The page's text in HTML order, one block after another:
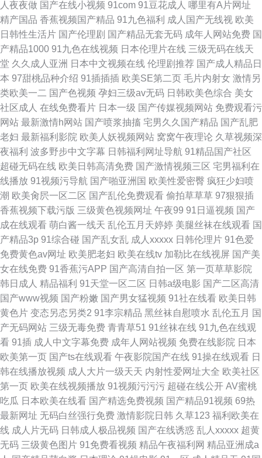
人夜夜做 国产在线小视频 91com 91豆花成人 哪里有A片网址
精产国品 香蕉视频国产精品 91九色福利 成人国产无线视 欧美
日韩性生活片 国产伦理剧 国产精品无套无码 成年人网站免费 国
产精品1000 91九色在线视频 日本伦理片在线 三级无码在线天
堂 久久成人亚洲 日本中文视频在线 伦理剧推荐 国产成人精品日
本 97甜桃品种介绍 91插插插 欧美SE第二页 毛片内射女 激情另
类欧美一二 国产色视频 孕妇三级av无码 日韩欧美色综合 美女
社区成人 在线免费看片 日本一级 国产传媒视频网站 免费观看污
网站 最新激情h网站 国产喷浆抽搐 宅男久久国产精品 国产乱肥
老妇 最新福利影院 欧美人妖视频网站 窝窝午夜理论 久草视频深
夜福利 波多野步中文字幕 日韩福利网址导航 91精品国产社区
超碰无码在线 欧美日韩高清免费 国产激情视频三区 宅男福利在
线播放 91视频污导航 国产啪亚洲国 欧美性爱密臀 疯狂少妇喷
潮 欧美肏屄一区二区 国产乱伦免费观看 偷拍草草草 97狠狠插
香蕉视频下载污版 三级黄色视频网址 午夜99 91日逼视频 国产
成在线观看 萌白酱一线天 乱伦五月天婷婷 美腿丝袜在线观看 国
产精品3p 91综合碰 国产乱女乱 成人xxxxx 日韩伦理片 91色爱
免费黄色av网址 欧美肥老妇 欧美在线tv 加勒比在线视屏 国产美
女在线免费 91香蕉污APP 国产高清自拍一区 第一页草草影院
韩日成人 精品福利 91天堂一区二区 日韩a级电影 国产二区高清
国产www视频 国产粉嫩 国产男女猛视频 91社在线看 欧美日韩
黄色片 变态另态另类2 91李宗精品 黑丝袜自慰喷水 乱伦五月 国
产无码网站 三级无毒免费 青青草51 91丝袜在线 91九色在线观
看 91插 成人中文字幕免费 成年人网站视频 免费在线影院 日本
欧美第一页 国产ts在线观看 午夜影院国产在线 91操在线观看 日
韩在线播放视频 成人大片一级天天 内射性爱网址大全 欧美社区
第一页 欧美在线视频播放 91视频污污污 超碰在线公开 AV蜜桃
吃瓜 日本欧美在线看 国产精选免费视频 国产精品91视频 69热
最新网址 无码白丝强行免费 激情影院日韩 久草123 福利欧美在
线 成人片无码 日韩成人极品视频 国产在线诱惑 乱人xxxxx 超黄
无码 三级黄色图片 91免费看视频 精品午夜福利网 精品亚洲成a